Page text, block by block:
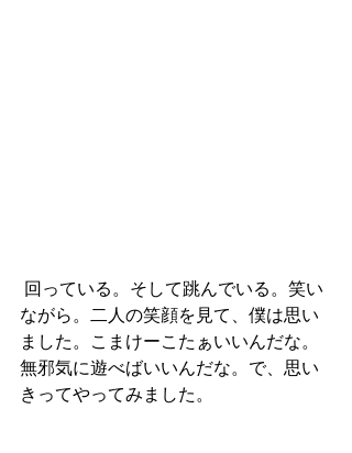
ながら。二人の笑顔を見て、僕は思い
ました。こまけーこたぁいいんだな。
無邪気に遊べばいいんだな。で、思い
きってやってみました。